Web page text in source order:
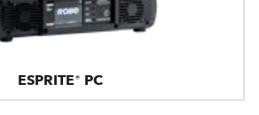
ESPRITE® PC